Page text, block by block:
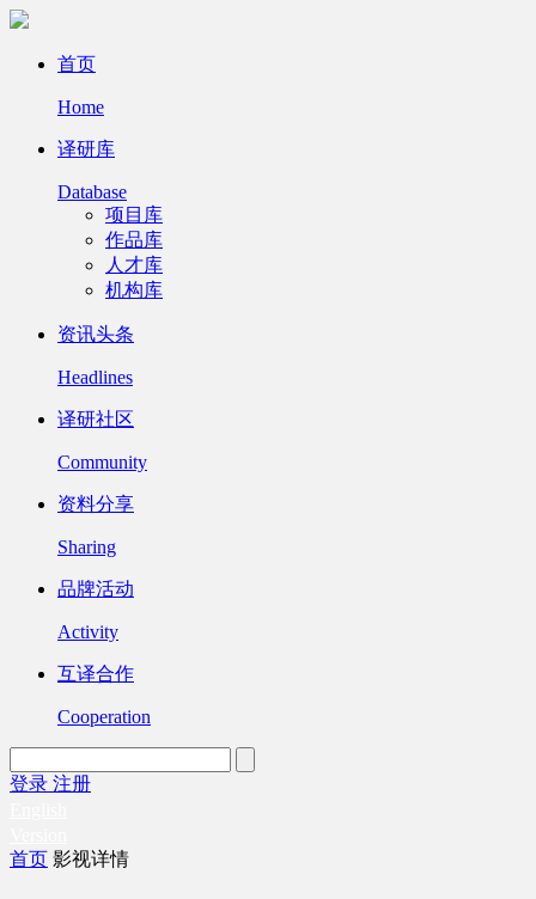
首页
Home
译研库
Database
项目库
作品库
人才库
机构库
资讯头条
Headlines
译研社区
Community
资料分享
Sharing
品牌活动
Activity
互译合作
Cooperation
登录 注册
首页 影视详情